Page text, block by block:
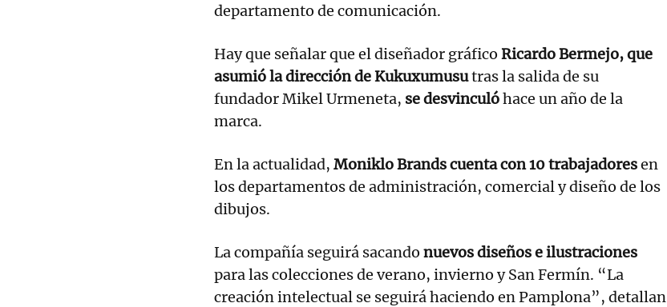
departamento de comunicación.
Hay que señalar que el diseñador gráfico Ricardo Bermejo,que
asumió la dirección de Kukuxumusutras la salida de su
fundador Mikel Urmeneta, se desvinculóhace un año de la
marca.
En la actualidad, Moniklo Brands cuenta con 10 trabajadoresen
los departamentos de administración, comercial y diseño de los
dibujos.
La compañía seguirá sacando nuevos diseños e ilustraciones
para las colecciones de verano, invierno y San Fermín. “La
creación intelectual se seguirá haciendo en Pamplona”, detallan